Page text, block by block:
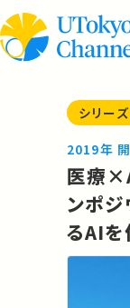
シリーズ
2019年
医療
ンポ
るAIを